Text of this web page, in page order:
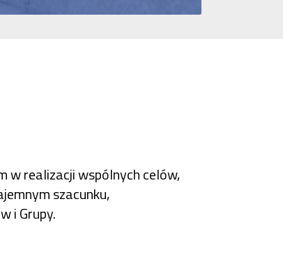
w realizacji wspólnych celów,
szacunku,
i Grupy.